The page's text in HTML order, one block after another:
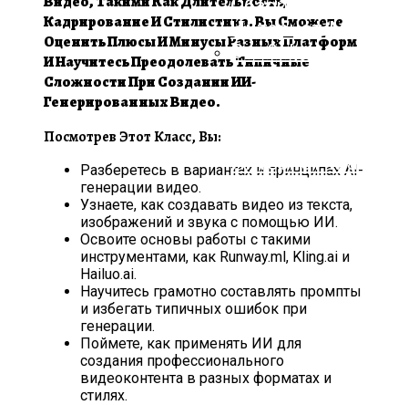
Прямой Диван:
Интернет-
One&Home
Кадрирование И Стилистика. Вы Сможете
Оценить Плюсы И Минусы Разных Платформ
И Научитесь Преодолевать Типичные
Сложности При Создании ИИ-
Генерированных Видео.
Посмотрев Этот Класс, Вы:
Разберетесь в вариантах и принципах AI-
генерации видео.
Узнаете, как создавать видео из текста,
изображений и звука с помощью ИИ.
Освоите основы работы с такими
инструментами, как Runway.ml, Kling.ai и
Hailuo.ai.
Научитесь грамотно составлять промпты
и избегать типичных ошибок при
генерации.
Поймете, как применять ИИ для
создания профессионального
видеоконтента в разных форматах и
стилях.